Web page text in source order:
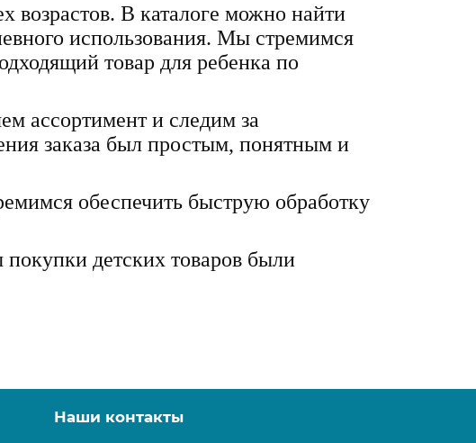
возрастов. В каталоге можно найти
использования. Мы стремимся
товар для ребенка по
ассортимент и следим за
заказа был простым, понятным и
обеспечить быструю обработку
детских товаров были
Наши контакты